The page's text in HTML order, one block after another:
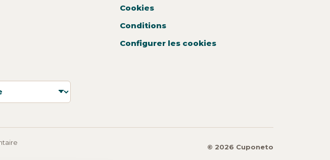
Cookies
Conditions
Configurer les cookies
© 2026 Cuponeto